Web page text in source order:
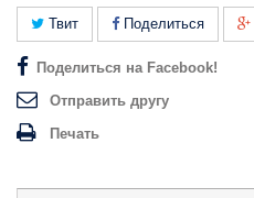
Твит Поделиться
Поделиться на Facebook!
Отправить другу
Печать